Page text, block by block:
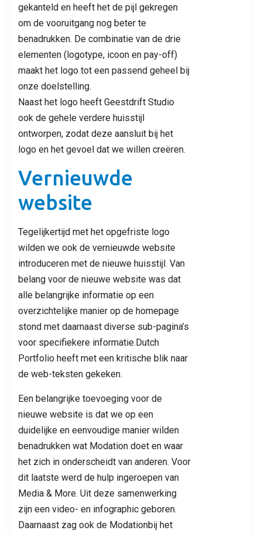
gekanteld en heeft het de pijl gekregen
om de vooruitgang nog beter te
benadrukken. De combinatie van de drie
elementen (logotype, icoon en pay-off)
maakt het logo tot een passend geheel bij
onze doelstelling.
Naast het logo heeft Geestdrift Studio
ook de gehele verdere huisstijl
ontworpen, zodat deze aansluit bij het
logo en het gevoel dat we willen creëren.
Vernieuwde
website
Tegelijkertijd met het opgefriste logo
wilden we ook de vernieuwde website
introduceren met de nieuwe huisstijl. Van
belang voor de nieuwe website was dat
alle belangrijke informatie op een
overzichtelijke manier op de homepage
stond met daarnaast diverse sub-pagina’s
voor specifiekere informatie.Dutch
Portfolio heeft met een kritische blik naar
de web-teksten gekeken.
Een belangrijke toevoeging voor de
nieuwe website is dat we op een
duidelijke en eenvoudige manier wilden
benadrukken wat Modation doet en waar
het zich in onderscheidt van anderen. Voor
dit laatste werd de hulp ingeroepen van
Media & More. Uit deze samenwerking
zijn een video- en infographic geboren.
Daarnaast zag ook de Modationbij het